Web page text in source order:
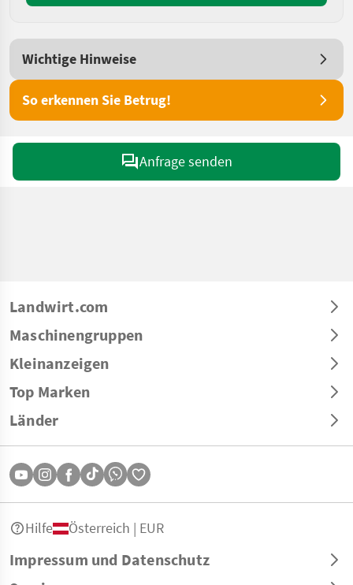
Wichtige Hinweise
So erkennen Sie Betrug!
Anfrage senden
Landwirt.com
Maschinengruppen
Kleinanzeigen
Top Marken
Länder
Impressum und Datenschutz
Hilfe Österreich | EUR